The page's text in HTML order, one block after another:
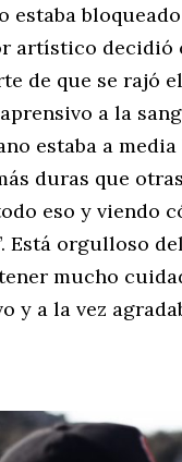
estaba
artístico decidió
de que se rajó
a la
estaba a
duras que
eso y viendo
Está orgulloso
mucho
y a la vez